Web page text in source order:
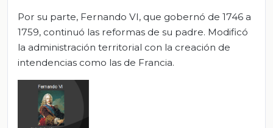
Por su parte, Fernando VI, que gobernó de 1746 a
1759, continuó las reformas de su padre. Modificó
la administración territorial con la creación de
intendencias como las de Francia.